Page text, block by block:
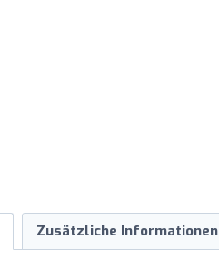
Zusätzliche Informationen